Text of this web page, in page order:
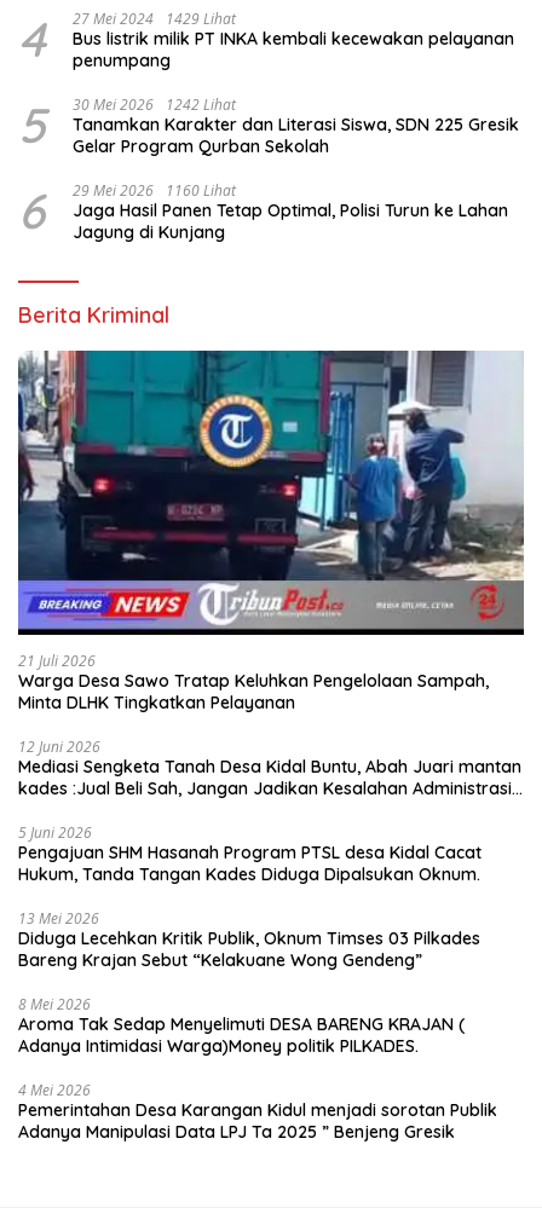
4 27 Mei 2024 1429 Lihat
Bus listrik milik PT INKA kembali kecewakan pelayanan
penumpang
5 30 Mei 2026 1242 Lihat
Tanamkan Karakter dan Literasi Siswa, SDN 225 Gresik
Gelar Program Qurban Sekolah
6 29 Mei 2026 1160 Lihat
Jaga Hasil Panen Tetap Optimal, Polisi Turun ke Lahan
Jagung di Kunjang
Berita Kriminal
21 Juli 2026
Warga Desa Sawo Tratap Keluhkan Pengelolaan Sampah,
Minta DLHK Tingkatkan Pelayanan
12 Juni 2026
Mediasi Sengketa Tanah Desa Kidal Buntu, Abah Juari mantan
kades :Jual Beli Sah, Jangan Jadikan Kesalahan Administrasi
5 Juni 2026
Pengajuan SHM Hasanah Program PTSL desa Kidal Cacat
Hukum, Tanda Tangan Kades Diduga Dipalsukan Oknum.
13 Mei 2026
Diduga Lecehkan Kritik Publik, Oknum Timses 03 Pilkades
Bareng Krajan Sebut “Kelakuane Wong Gendeng”
8 Mei 2026
Aroma Tak Sedap Menyelimuti DESA BARENG KRAJAN (
Adanya Intimidasi Warga)Money politik PILKADES.
4 Mei 2026
Pemerintahan Desa Karangan Kidul menjadi sorotan Publik
Adanya Manipulasi Data LPJ Ta 2025 ” Benjeng Gresik